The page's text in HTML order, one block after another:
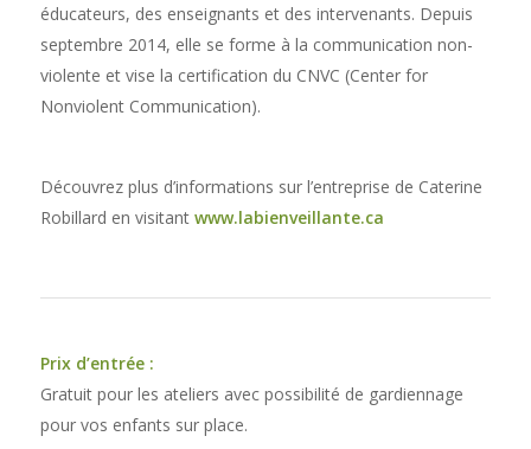
éducateurs, des enseignants et des intervenants. Depuis
septembre 2014, elle se forme à la communication non-
violente et vise la certification du CNVC (Center for
Nonviolent Communication).
Découvrez plus d’informations sur l’entreprise de Caterine
Robillard en visitant www.labienveillante.ca
Prix d’entrée :
Gratuit pour les ateliers avec possibilité de gardiennage
pour vos enfants sur place.